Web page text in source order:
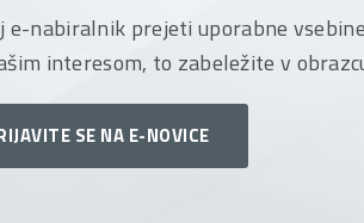
nabiralnik prejeti uporabne
interesom, to zabeležite v
SE NA E-NOVICE